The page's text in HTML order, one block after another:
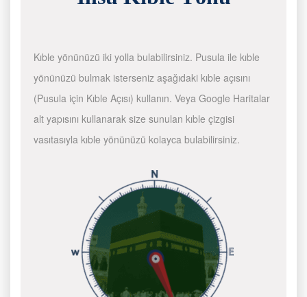
Kıble yönünüzü iki yolla bulabilirsiniz. Pusula ile kıble
yönünüzü bulmak isterseniz aşağıdaki kıble açısını
(Pusula için Kıble Açısı) kullanın. Veya Google Haritalar
alt yapısını kullanarak size sunulan kıble çizgisi
vasıtasıyla kıble yönünüzü kolayca bulabilirsiniz.